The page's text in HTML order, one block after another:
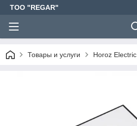
TOO "REGAR"
Товары и услуги Horoz Electric